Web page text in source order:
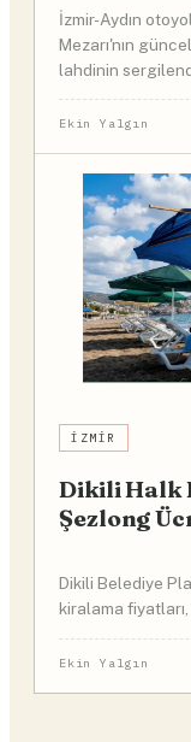
İzmir-Aydın
Mezarı'nın
lahdinin
Ekin Yalgın
İZMIR
Dikili Halk
Şezlong
Dikili Belediye
kiralama
Ekin Yalgın